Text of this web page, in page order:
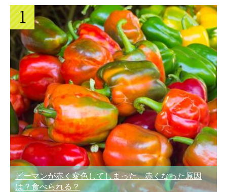
ピーマンが赤く変色してしまった、赤くなった原因
は？食べられる？